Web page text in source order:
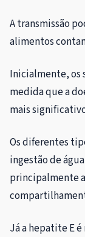
A transmissão
alimentos
Inicialmente, os
medida que a
mais
Os diferentes
ingestão de
principalmente
Já a hepatite E